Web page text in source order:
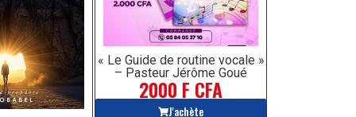
« Le Guide de routine vocale »
– Pasteur Jérôme Goué
2000 F CFA
J'achète